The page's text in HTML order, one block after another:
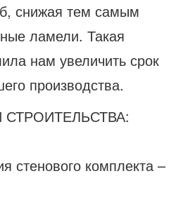
снижая тем самым
ламели. Такая
нам увеличить срок
производства.
стенового комплекта –